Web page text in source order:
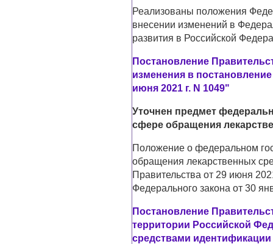
Реализованы положения
внесении изменений в
развития в Российской
Постановление
изменения в
июня 2021 г. N 1049"
Уточнен предмет
сфере обращения
Положение о федеральном
обращения лекарственных
Правительства от 29 июня
Федерального закона от 30
Постановление
территории Российской
средствами